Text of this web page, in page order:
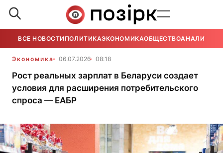
ВСЕ НОВОСТИ ПОЛИТИКАЭКОНОМИКАОБЩЕСТВОАНАЛИТИКА
Экономика 06.07.2026 08:18
Рост реальных зарплат в Беларуси создает
условия для расширения потребительского
спроса — ЕАБР